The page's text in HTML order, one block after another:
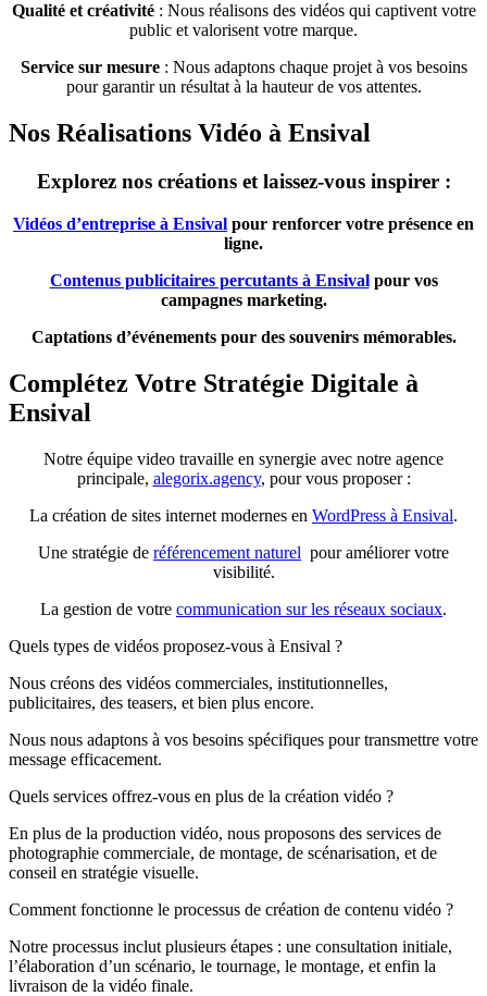
Qualité et créativité: Nous réalisons des vidéos qui captivent votre
public et valorisent votre marque.
Service sur mesure: Nous adaptons chaque projet à vos besoins
pour garantir un résultat à la hauteur de vos attentes.
Nos Réalisations Vidéo à Ensival
Explorez nos créations et laissez-vous inspirer :
Vidéos d’entreprise à Ensival pour renforcer votre présence en
ligne.
Contenus publicitaires percutants à Ensivalpour vos
campagnes marketing.
Captations d’événements pour des souvenirs mémorables.
Complétez Votre Stratégie Digitale à
Ensival
Notre équipe video travaille en synergie avec notre agence
principale, alegorix.agency, pour vous proposer :
La création de sites internet modernes en WordPress à Ensival.
Une stratégie de référencement naturel pour améliorer votre
visibilité.
La gestion de votre communication sur les réseaux sociaux.
Quels types de vidéos proposez-vous à Ensival ?
Nous créons des vidéos commerciales, institutionnelles,
publicitaires, des teasers, et bien plus encore.
Nous nous adaptons à vos besoins spécifiques pour transmettre votre
message efficacement.
Quels services offrez-vous en plus de la création vidéo ?
En plus de la production vidéo, nous proposons des services de
photographie commerciale, de montage, de scénarisation, et de
conseil en stratégie visuelle.
Comment fonctionne le processus de création de contenu vidéo ?
Notre processus inclut plusieurs étapes : une consultation initiale,
l’élaboration d’un scénario, le tournage, le montage, et enfin la
livraison de la vidéo finale.